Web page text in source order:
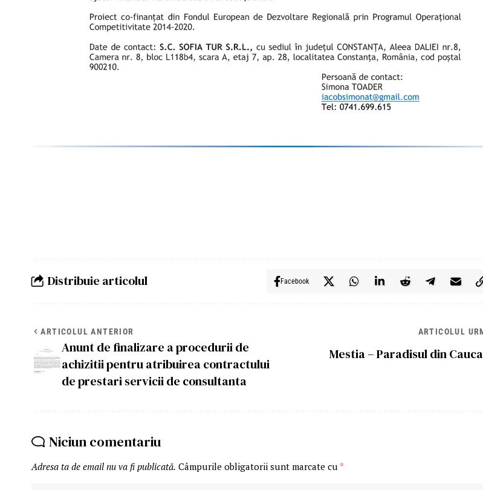
Distribuie articolul Facebook
ARTICOLUL ANTERIOR
Anunt de finalizare a procedurii de
achizitii pentru atribuirea contractului
de prestari servicii de consultanta
ARTICOLUL
Mestia – Paradisul din
Niciun comentariu
Adresa ta de email nu va fi publicată. Câmpurile obligatorii sunt marcate cu *